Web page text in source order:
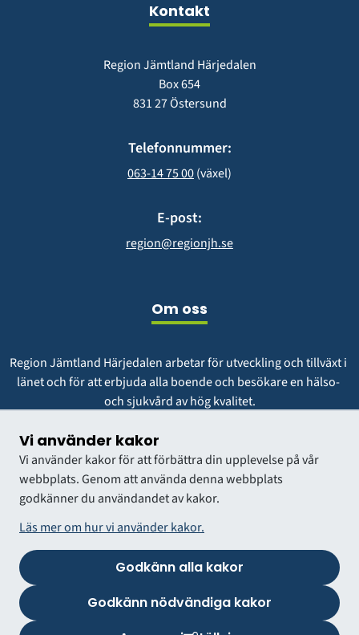
Vi använder kakor
Vi använder kakor för att förbättra din upplevelse på vår
webbplats. Genom att använda denna webbplats
godkänner du användandet av kakor.
Läs mer om hur vi använder kakor.
Godkänn alla kakor
Godkänn nödvändiga kakor
Kontakt
Region Jämtland Härjedalen
Box 654
831 27 Östersund
Telefonnummer:
063-14 75 00 (växel)
E-post:
region@regionjh.se
Om oss
Region Jämtland Härjedalen arbetar för utveckling och tillväxt i
länet och för att erbjuda alla boende och besökare en hälso-
och sjukvård av hög kvalitet.
Vår vision är att vara en region att längta till och växa i.
VÅRDGIVARWEBB